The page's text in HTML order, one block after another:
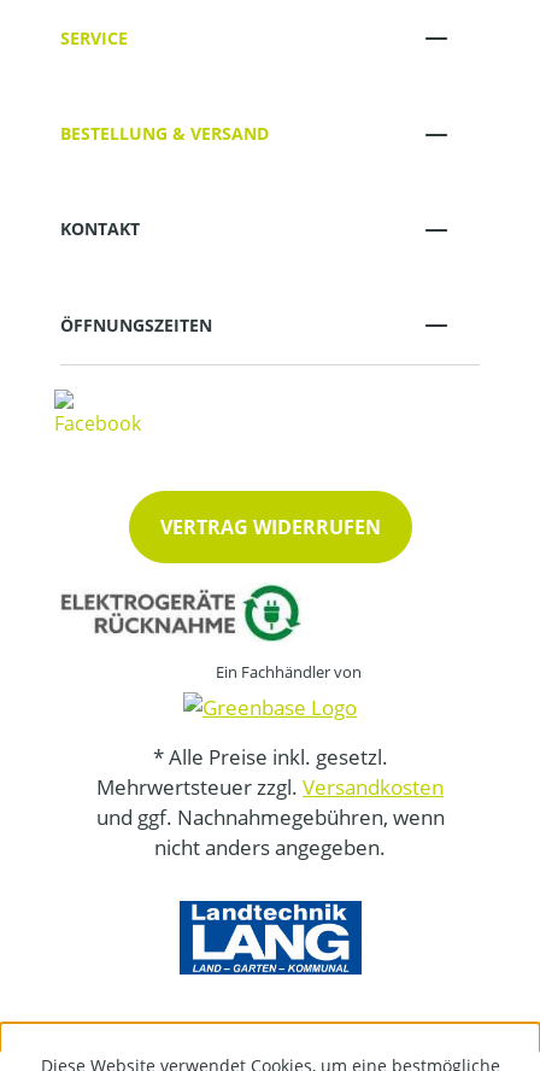
SERVICE
BESTELLUNG & VERSAND
KONTAKT
ÖFFNUNGSZEITEN
VERTRAG WIDERRUFEN
Ein Fachhändler von
* Alle Preise inkl. gesetzl.
Mehrwertsteuer zzgl. Versandkosten
und ggf. Nachnahmegebühren, wenn
nicht anders angegeben.
Diese Website verwendet Cookies, um eine bestmögliche